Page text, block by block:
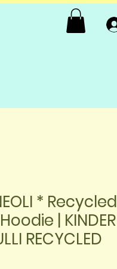
* Recycled
| KINDER
RECYCLED